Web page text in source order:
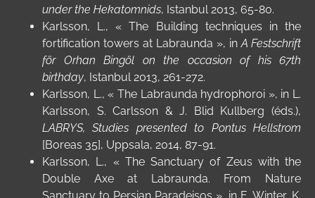
under the Hekatomnids, Istanbul 2013, 65-80.
Karlsson, L., « The Building techniques in the
fortification towers at Labraunda », inA Festschrift
för Orhan Bingöl on the occasion of his 67th
birthday, Istanbul 2013, 261-272.
Karlsson, L., « The Labraunda hydrophoroi », in L.
Karlsson, S. Carlsson & J. Blid Kullberg (éds.),
LABRYS, Studies presented to Pontus Hellstrom
[Boreas 35], Uppsala, 2014, 87-91.
Karlsson, L., « The Sanctuary of Zeus with the
Double Axe at Labraunda. From Nature